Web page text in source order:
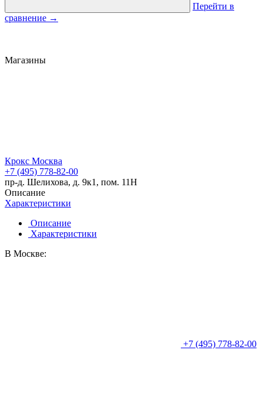
Перейти в
сравнение →
Магазины
Крокс Москва
+7 (495) 778-82-00
пр-д. Шелихова, д. 9к1, пом. 11Н
Описание
Характеристики
Описание
Характеристики
В Москве:
+7 (495) 778-82-00